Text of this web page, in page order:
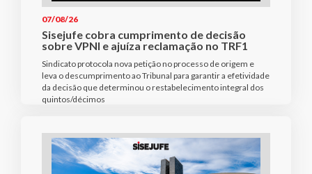
07/08/26
Sisejufe cobra cumprimento de decisão
sobre VPNI e ajuíza reclamação no TRF1
Sindicato protocola nova petição no processo de origem e
leva o descumprimento ao Tribunal para garantir a efetividade
da decisão que determinou o restabelecimento integral dos
quintos/décimos